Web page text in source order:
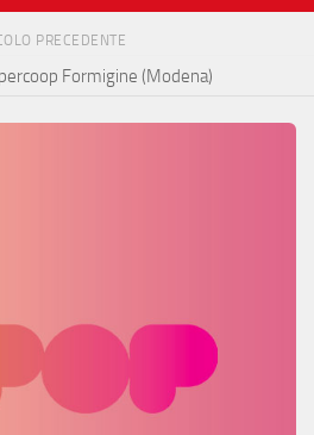
PRECEDENTE
Formigine (Modena)